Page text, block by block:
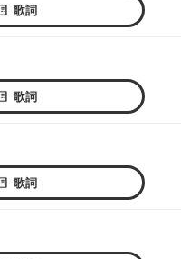
歌詞
歌詞
歌詞